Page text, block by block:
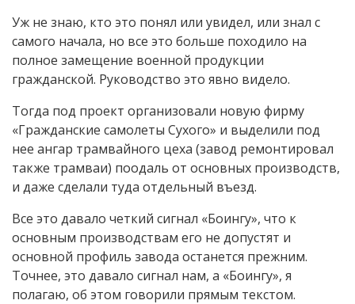
Уж не знаю, кто это понял или увидел, или знал с
самого начала, но все это больше походило на
полное замещение военной продукции
гражданской. Руководство это явно видело.
Тогда под проект организовали новую фирму
«Гражданские самолеты Сухого» и выделили под
нее ангар трамвайного цеха (завод ремонтировал
также трамваи) поодаль от основных производств,
и даже сделали туда отдельный въезд.
Все это давало четкий сигнал «Боингу», что к
основным производствам его не допустят и
основной профиль завода останется прежним.
Точнее, это давало сигнал нам, а «Боингу», я
полагаю, об этом говорили прямым текстом.